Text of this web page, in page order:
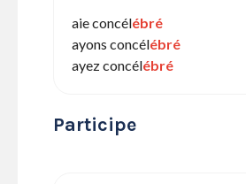
aie concélébré
ayons concélébré
ayez concélébré
Participe